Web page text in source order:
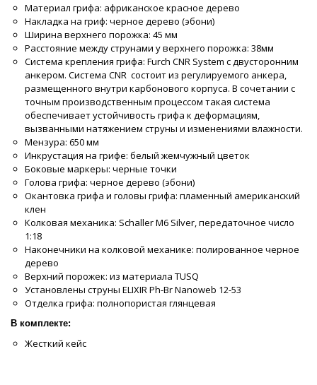
Материал грифа: африканское красное дерево
Накладка на гриф: черное дерево (эбони)
Ширина верхнего порожка: 45 мм
Расстояние между струнами у верхнего порожка: 38мм
Система крепления грифа: Furch CNR System с двусторонним
анкером. Система CNR состоит из регулируемого анкера,
размещенного внутри карбонового корпуса. В сочетании с
точным производственным процессом такая система
обеспечивает устойчивость грифа к деформациям,
вызванными натяжением струны и изменениями влажности.
Мензура: 650 мм
Инкрустация на грифе: белый жемчужный цветок
Боковые маркеры: черные точки
Голова грифа: черное дерево (эбони)
Окантовка грифа и головы грифа: пламенный американский
клен
Колковая механика: Schaller M6 Silver, передаточное число
1:18
Наконечники на колковой механике: полированное черное
дерево
Верхний порожек: из материала TUSQ
Установлены струны ELIXIR Ph-Br Nanoweb 12-53
Отделка грифа: полнопористая глянцевая
В комплекте:
Жесткий кейс